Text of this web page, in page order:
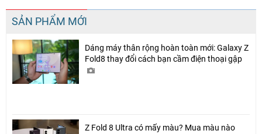
SẢN PHẨM MỚI
Dáng máy thân rộng hoàn toàn mới: Galaxy Z
Fold8 thay đổi cách bạn cầm điện thoại gập
Z Fold 8 Ultra có mấy màu? Mua màu nào